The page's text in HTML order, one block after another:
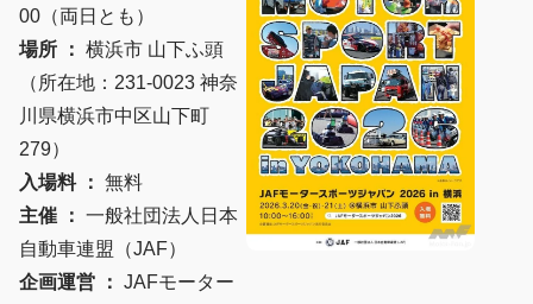
00（両日とも）
場所 ： 横浜市 山下ふ頭
（所在地：231-0023 神奈
川県横浜市中区山下町
279）
入場料 ： 無料
主催 ： 一般社団法人日本
自動車連盟（JAF）
企画運営 ： JAFモーター